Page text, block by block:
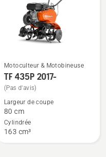
Voir
plus
de
détails
sur
TF 435P
Motoculteur & Motobineuse
TF 435P 2017-
(Pas d'avis)
Largeur de coupe
80 cm
Cylindrée
163 cm³